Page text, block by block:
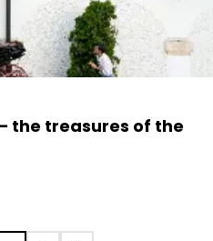
the treasures of the